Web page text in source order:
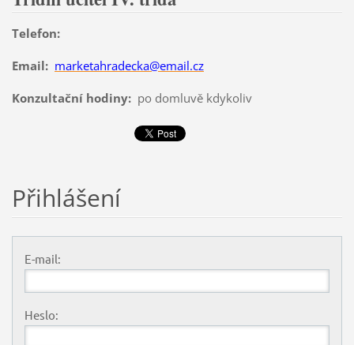
Telefon:
Email: marketahradecka@email.cz
Konzultační hodiny: po domluvě kdykoliv
Přihlášení
E-mail:
Heslo: